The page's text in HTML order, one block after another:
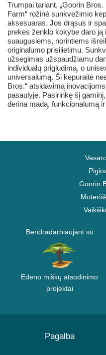
Trumpai tariant, „Goorin
Farm“ rožinė sunkvežimio
aksesuaras. Jos drąsus ir
prekės ženklo kokybe daro
suaugusiems, norintiems
originalumo prisilietimu.
užsegimas užspaudžiamu
individualų prigludimą, o
universalumą. Ši kepuraitė
Bros.“ atsidavimą
pasaulyje. Pasirinkę šį
derina madą, funkcionalumą
Goorin
Bendradarbiaujant su
Edeno miškų atsodinimo
projektai
Pagalba